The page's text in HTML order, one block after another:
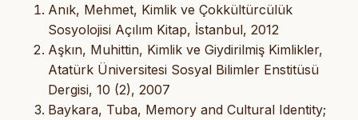
Anık, Mehmet, Kimlik ve Çokkültürcülük
Sosyolojisi Açılım Kitap, İstanbul, 2012
Aşkın, Muhittin, Kimlik ve Giydirilmiş Kimlikler,
Atatürk Üniversitesi Sosyal Bilimler Enstitüsü
Dergisi, 10 (2), 2007
Baykara, Tuba, Memory and Cultural Identity;